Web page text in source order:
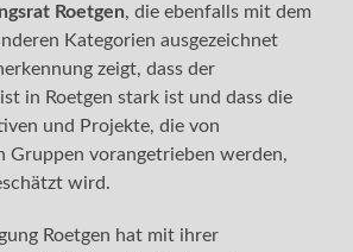
Roetgen, die ebenfalls mit dem
Kategorien ausgezeichnet
zeigt, dass der
in Roetgen stark ist und dass die
und Projekte, die von
Gruppen vorangetrieben werden,
wird.
Roetgen hat mit ihrer